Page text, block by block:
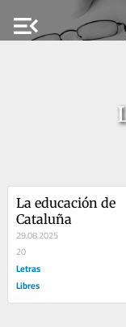
menu_open
La educación de
Cataluña
29.08.2025
20
Letras
Libres